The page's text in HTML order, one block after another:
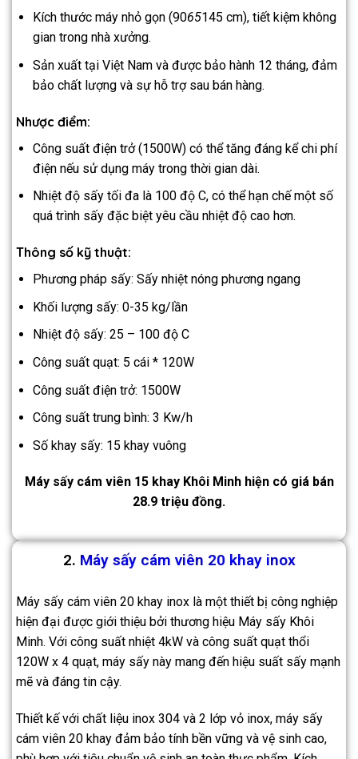
Kích thước máy nhỏ gọn (9065145 cm), tiết kiệm không
gian trong nhà xưởng.
Sản xuất tại Việt Nam và được bảo hành 12 tháng, đảm
bảo chất lượng và sự hỗ trợ sau bán hàng.
Nhược điểm:
Công suất điện trở (1500W) có thể tăng đáng kể chi phí
điện nếu sử dụng máy trong thời gian dài.
Nhiệt độ sấy tối đa là 100 độ C, có thể hạn chế một số
quá trình sấy đặc biệt yêu cầu nhiệt độ cao hơn.
Thông số kỹ thuật:
Phương pháp sấy: Sấy nhiệt nóng phương ngang
Khối lượng sấy: 0-35 kg/lần
Nhiệt độ sấy: 25 – 100 độ C
Công suất quạt: 5 cái * 120W
Công suất điện trở: 1500W
Công suất trung bình: 3 Kw/h
Số khay sấy: 15 khay vuông
Máy sấy cám viên 15 khay Khôi Minh hiện có giá bán
28.9 triệu đồng.
2. Máy sấy cám viên 20 khay inox
Máy sấy cám viên 20 khay inox là một thiết bị công nghiệp
hiện đại được giới thiệu bởi thương hiệu Máy sấy Khôi
Minh. Với công suất nhiệt 4kW và công suất quạt thổi
120W x 4 quạt, máy sấy này mang đến hiệu suất sấy mạnh
mẽ và đáng tin cậy.
Thiết kế với chất liệu inox 304 và 2 lớp vỏ inox, máy sấy
cám viên 20 khay đảm bảo tính bền vững và vệ sinh cao,